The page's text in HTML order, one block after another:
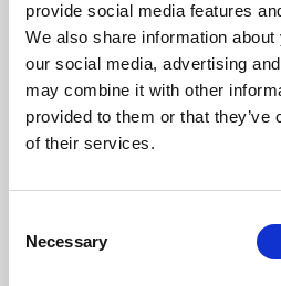
provide social media features
We also share information
our social media, advertising
may combine it with other
provided to them or that
of their services.
Selection
Necessary
Temperatura Massima Del Gas
Temperatura Min. Del Gas (ºC)
Peso (kg)
Necessaria Depressione Nel